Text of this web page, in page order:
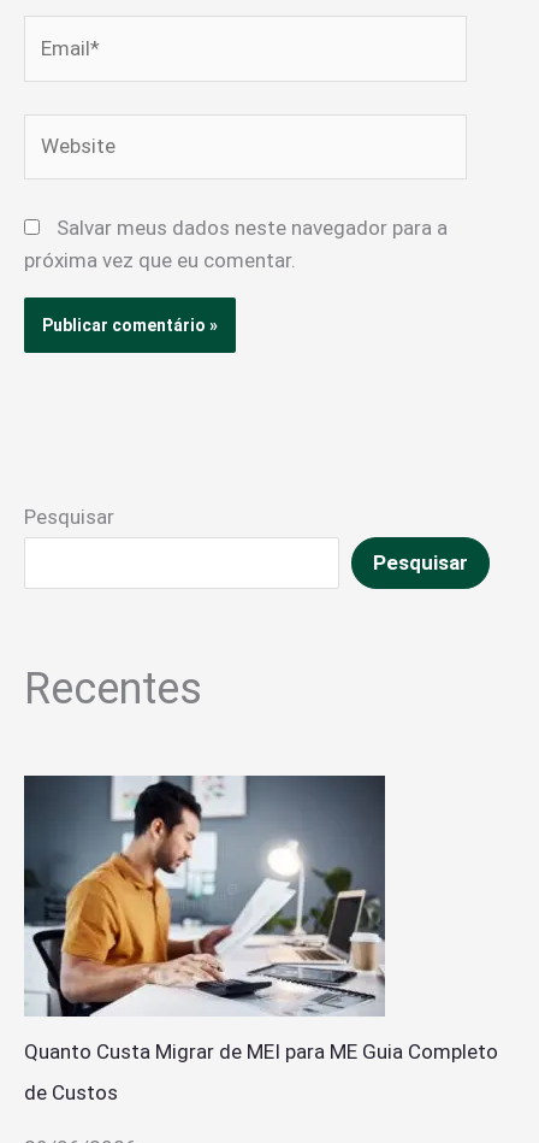
Salvar meus dados neste navegador para a
próxima vez que eu comentar.
Pesquisar
Pesquisar
Recentes
Quanto Custa Migrar de MEI para ME Guia Completo
de Custos